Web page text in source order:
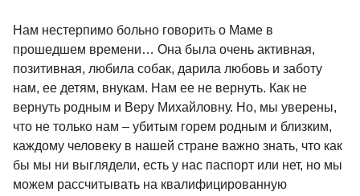
Нам нестерпимо больно говорить о Маме в
прошедшем времени… Она была очень активная,
позитивная, любила собак, дарила любовь и заботу
нам, ее детям, внукам. Нам ее не вернуть. Как не
вернуть родным и Веру Михайловну. Но, мы уверены,
что не только нам – убитым горем родным и близким,
каждому человеку в нашей стране важно знать, что как
бы мы ни выглядели, есть у нас паспорт или нет, но мы
можем рассчитывать на квалифицированную